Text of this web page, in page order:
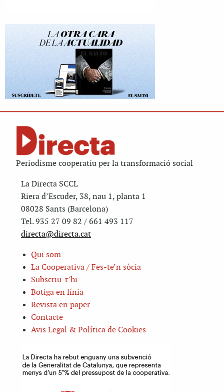
Periodisme cooperatiu per la transformació social
La Directa SCCL
Riera d’Escuder, 38, nau 1, planta 1
08028 Sants (Barcelona)
Tel. 935 27 09 82 / 661 493 117
directa@directa.cat
Qui som
La Cooperativa / Fes-te’n sòcia
Subscriu-t’hi
Botiga en línia
Revista en paper
Contacte
Avis Legal & Política de Cookies